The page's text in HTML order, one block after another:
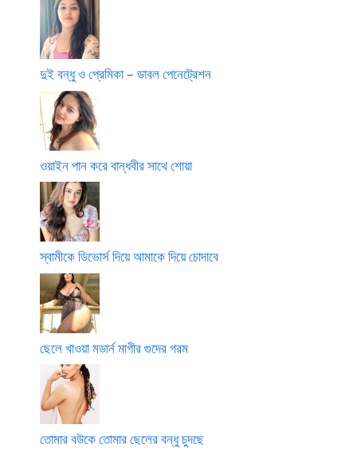
দুই বন্ধু ও প্রেমিকা – ডাবল পেনেট্রেশন
ওয়াইন পান করে বান্ধবীর সাথে শোয়া
স্বামীকে ডিভোর্স দিয়ে আমাকে দিয়ে চোদাবে
ছেলে খাওয়া মডার্ন মাগীর গুদের গরম
তোমার বউকে তোমার ছেলের বন্ধু চুদছে